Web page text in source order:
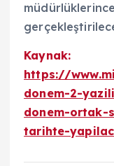
Kaynak:
https://
donem-2-
donem-ortak-
tarihte-